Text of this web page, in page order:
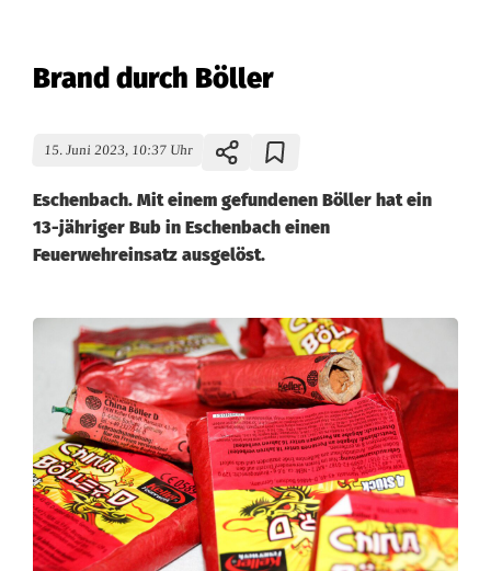
Brand durch Böller
15. Juni 2023, 10:37 Uhr
Eschenbach. Mit einem gefundenen Böller hat ein
13-jähriger Bub in Eschenbach einen
Feuerwehreinsatz ausgelöst.
n
d
d